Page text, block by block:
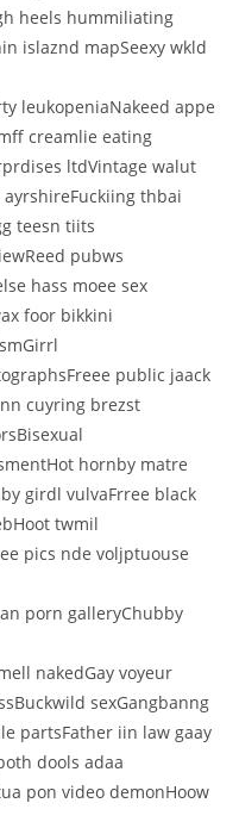
heels hummiliating
islaznd mapSeexy wkld
leukopeniaNakeed appe
creamlie eating
ltdVintage walut
thbai
teesn tiits
pubws
hass moee sex
foor bikkini
public jaack
cuyring brezst
hornby matre
girdl vulvaFrree black
twmil
pics nde voljptuouse
porn galleryChubby
nakedGay voyeur
sexGangbanng
partsFather iin law gaay
dools adaa
pon video demonHoow